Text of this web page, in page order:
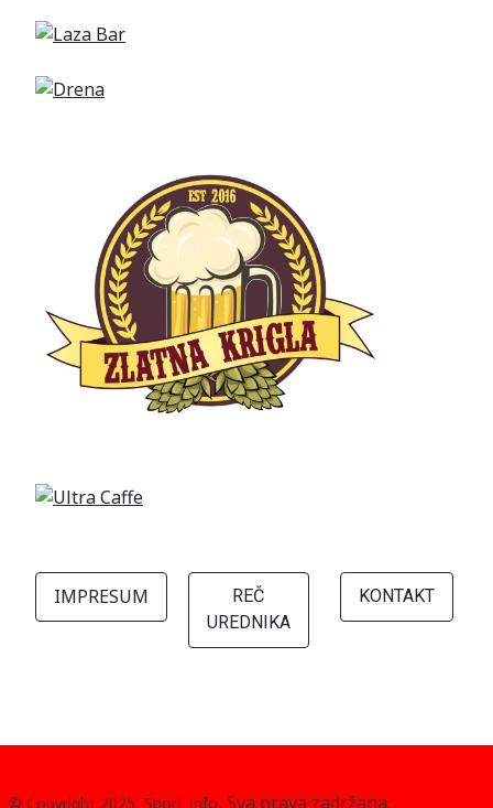
IMPRESUM
REČ
UREDNIKA
KONTAKT
© Copyright 2025, Sport Info, Sva prava zadržana.